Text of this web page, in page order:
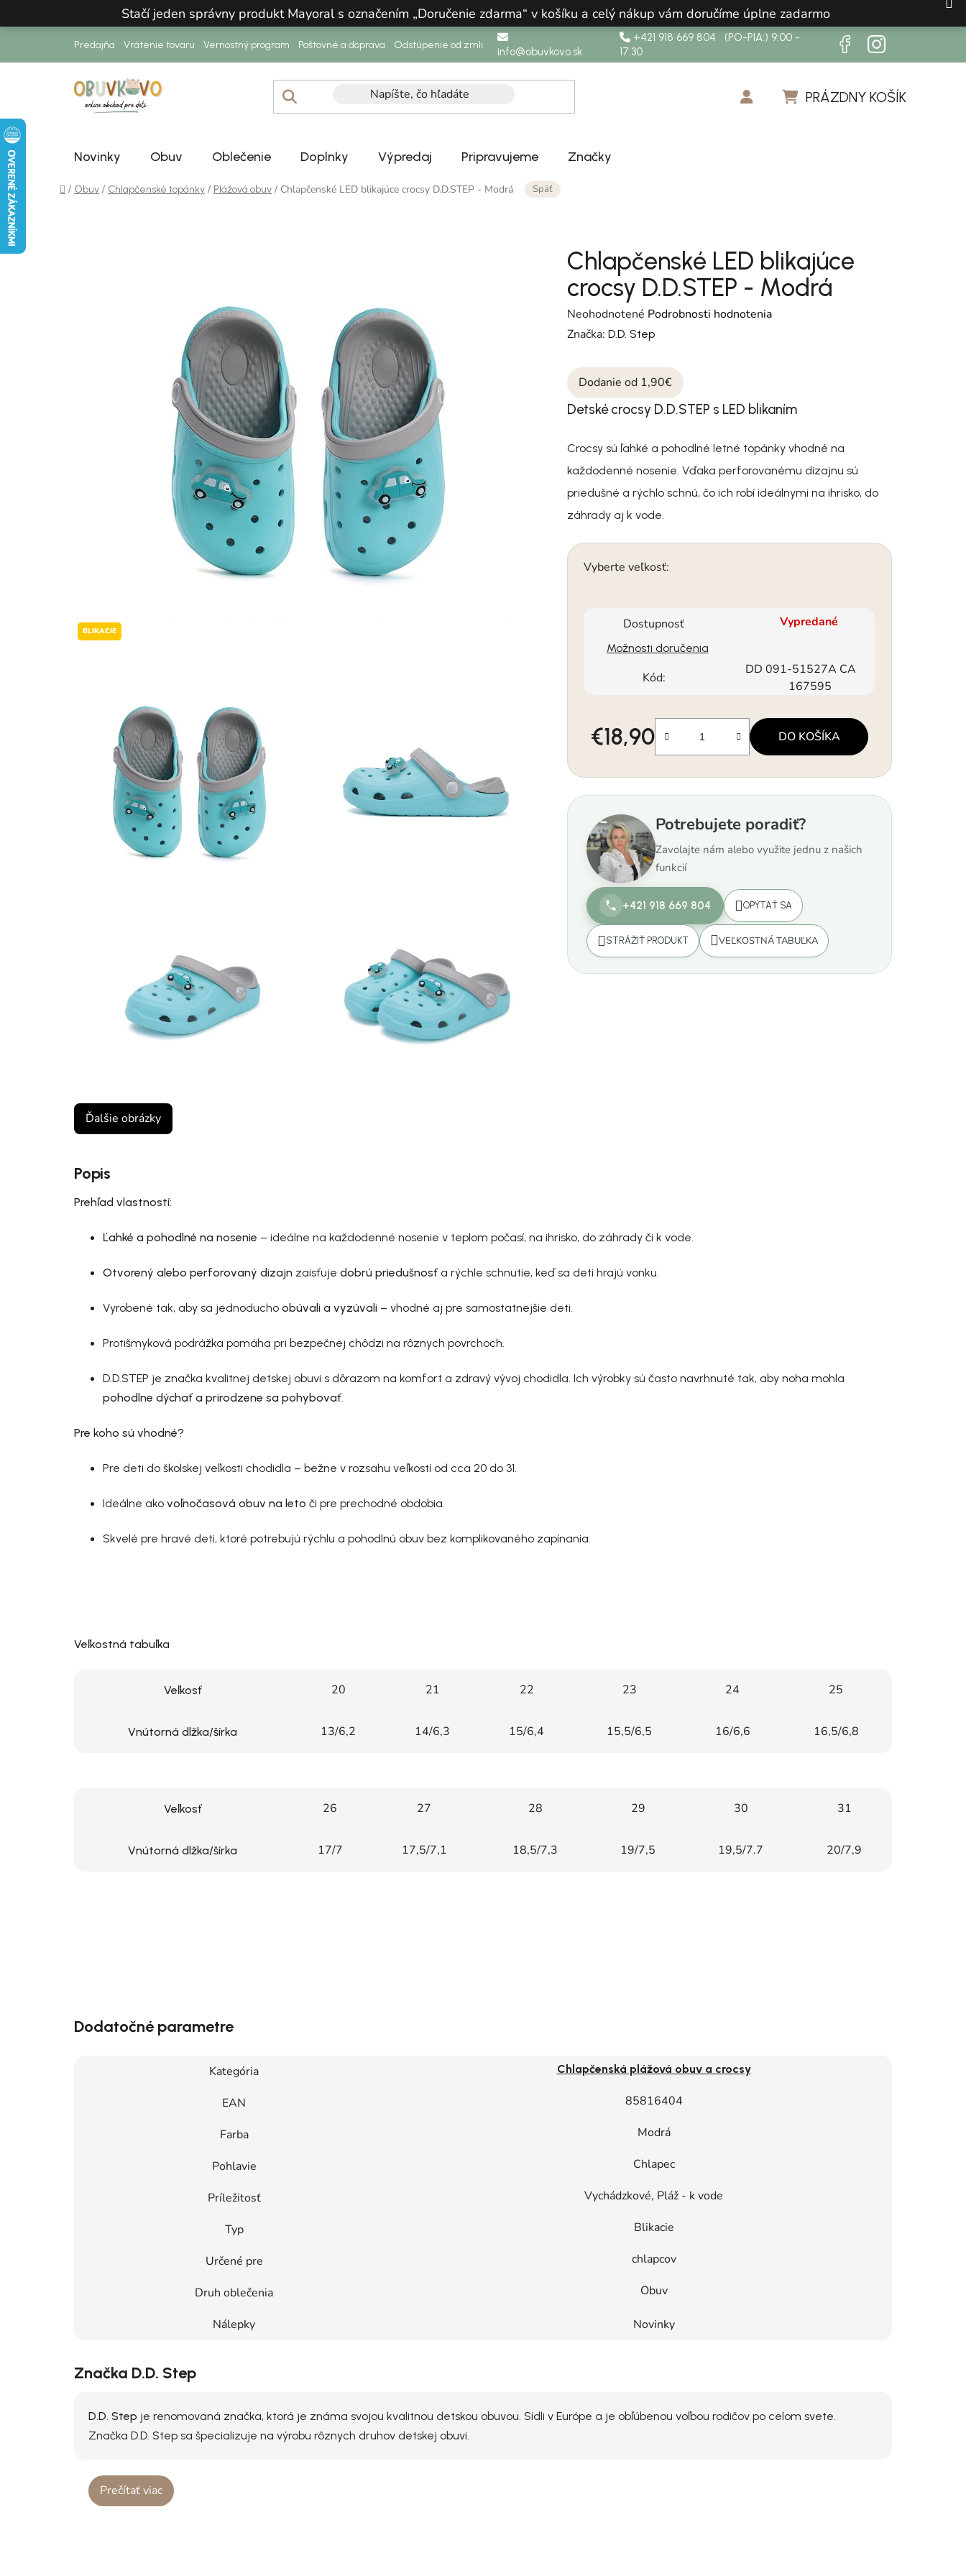
Stačí jeden správny produkt Mayoral s označením „Doručenie zdarma“ v košíku a celý nákup vám doručíme úplne zadarmo
Predajňa Vrátenie tovaru Vernostný program Poštovné a doprava Odstúpenie od zmluvy info@obuvkovo.sk
+421 918 669 804 (PO-PIA:) 9:00 -
17:30
PRÁZDNY KOŠÍK
Novinky Obuv Oblečenie Doplnky Výpredaj Pripravujeme Značky
Domov
/ Obuv / Chlapčenské topánky / Plážová obuv / Chlapčenské LED blikajúce crocsy D.D.STEP - Modrá Späť
Chlapčenské LED blikajúce
crocsy D.D.STEP - Modrá
Priemerné hodnotenie produktu je 0,0 z 5 hviezdičiek.
Neohodnotené Podrobnosti hodnotenia
Značka:D.D. Step
Dodanie od 1,90€
Detské crocsy D.D.STEP s LED blikaním
Crocsy sú ľahké a pohodlné letné topánky vhodné na
každodenné nosenie. Vďaka perforovanému dizajnu sú
priedušné a rýchlo schnú, čo ich robí ideálnymi na ihrisko, do
záhrady aj k vode.
Vyberte veľkosť:
Dostupnosť Vypredané
Možnosti doručenia
Kód:
DD 091-51527A CA
167595
€18,90
Jednotková cena:
DO KOŠÍKA
Potrebujete poradiť?
Zavolajte nám alebo využite jednu z našich
funkcií
+421 918 669 804 OPÝTAŤ SA
STRÁŽIŤ PRODUKT VEĽKOSTNÁ TABUĽKA
BLIKACIE
Ďalšie obrázky
Popis
Prehľad vlastností:
Ľahké a pohodlné na nosenie – ideálne na každodenné nosenie v teplom počasí, na ihrisko, do záhrady či k vode.
Otvorený alebo perforovaný dizajn zaisťuje dobrú priedušnosť a rýchle schnutie, keď sa deti hrajú vonku.
Vyrobené tak, aby sa jednoducho obúvali a vyzúvali – vhodné aj pre samostatnejšie deti.
Protišmyková podrážka pomáha pri bezpečnej chôdzi na rôznych povrchoch.
D.D.STEP je značka kvalitnej detskej obuvi s dôrazom na komfort a zdravý vývoj chodidla. Ich výrobky sú často navrhnuté tak, aby noha mohla
pohodlne dýchať a prirodzene sa pohybovať
Pre koho sú vhodné?
Pre deti do školskej veľkosti chodidla – bežne v rozsahu veľkostí od cca 20 do 31.
Ideálne ako voľnočasová obuv na leto či pre prechodné obdobia.
Skvelé pre hravé deti, ktoré potrebujú rýchlu a pohodlnú obuv bez komplikovaného zapínania.
Veľkostná tabuľka
Veľkosť 20 21 22 23 24 25
Vnútorná dlžka/šírka 13/6,2 14/6,3 15/6,4 15,5/6,5 16/6,6 16,5/6,8
Veľkosť 26 27 28 29 30 31
Vnútorná dlžka/šírka 17/7 17,5/7,1 18,5/7,3 19/7,5 19,5/7.7 20/7,9
Dodatočné parametre
Kategória Chlapčenská plážová obuv a crocsy
EAN 85816404
Farba Modrá
Pohlavie Chlapec
Príležitosť Vychádzkové, Pláž - k vode
Typ Blikacie
Určené pre chlapcov
Druh oblečenia Obuv
Nálepky Novinky
Značka D.D. Step
D.D. Step je renomovaná značka, ktorá je známa svojou kvalitnou detskou obuvou. Sídli v Európe a je obľúbenou voľbou rodičov po celom svete.
Značka D.D. Step sa špecializuje na výrobu rôznych druhov detskej obuvi.
Prečítať viac